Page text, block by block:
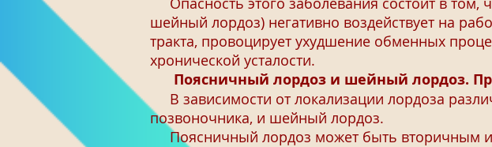
шейный лордоз) негативно воздействует на
тракта, провоцирует ухудшение обменных
хронической усталости.
Поясничный лордоз и шейный лордоз.
В зависимости от локализации лордоза
позвоночника, и шейный лордоз.
Поясничный лордоз может быть вторичным